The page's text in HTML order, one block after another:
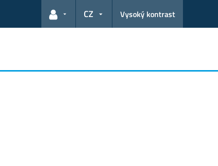
Odkazy pro uživatele
CZ Vysoký kontrast